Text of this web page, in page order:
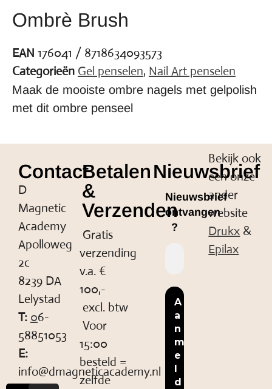
Ombrè Brush
EAN 176041 / 8718634093573
Categorieën Gel penselen, Nail Art penselen
Maak de mooiste ombre nagels met gelpolish
met dit ombre penseel
Contact
D
Magnetic
Academy
Apolloweg
2c
8239 DA
Lelystad
T: 06-
58851053
E:
info@dmagneticacademy.nl
Betalen
&
Verzenden
Gratis
verzending
v.a. €
100,-
excl. btw
Voor
15:00
besteld =
zelfde
Nieuwsbrief
Nieuwsbrief
ontvangen
?
Bekijk ook
een onze
ander
website
Drukx &
Epilax